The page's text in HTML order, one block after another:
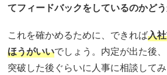
てフィードバックをしているのかど
これを確かめるために、できれば入
ほうがいいでしょう。内定が出た後
突破した後ぐらいに人事に相談して